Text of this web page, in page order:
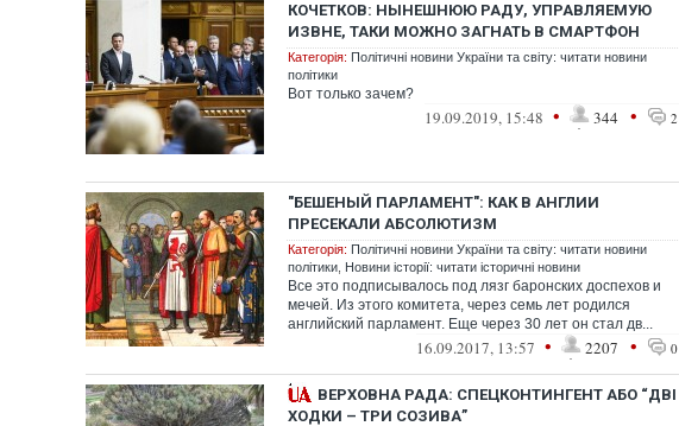
КОЧЕТКОВ: НЫНЕШНЮЮ РАДУ, УПРАВЛЯЕМУЮ
ИЗВНЕ, ТАКИ МОЖНО ЗАГНАТЬ В СМАРТФОН
Категорія: Політичні новини України та світу: читати новини
політики
Вот только зачем?
19.09.2019, 15:48 • 344 • 2
"БЕШЕНЫЙ ПАРЛАМЕНТ": КАК В АНГЛИИ
ПРЕСЕКАЛИ АБСОЛЮТИЗМ
Категорія: Політичні новини України та світу: читати новини
політики Новини історії: читати історичні новини
Все это подписывалось под лязг баронских доспехов и
мечей. Из этого комитета, через семь лет родился
английский парламент. Еще через 30 лет он стал дв...
16.09.2017, 13:57 • 2207 • 0
ВЕРХОВНА РАДА: СПЕЦКОНТИНГЕНТ АБО “ДВІ
ХОДКИ – ТРИ СОЗИВА”